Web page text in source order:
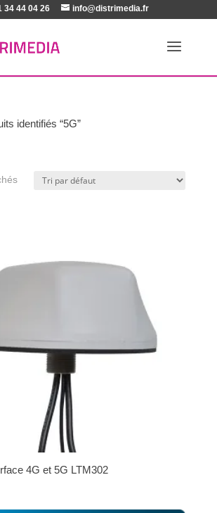
34 44 04 26 info@distrimedia.fr
identifiés “5G”
4G et 5G LTM302